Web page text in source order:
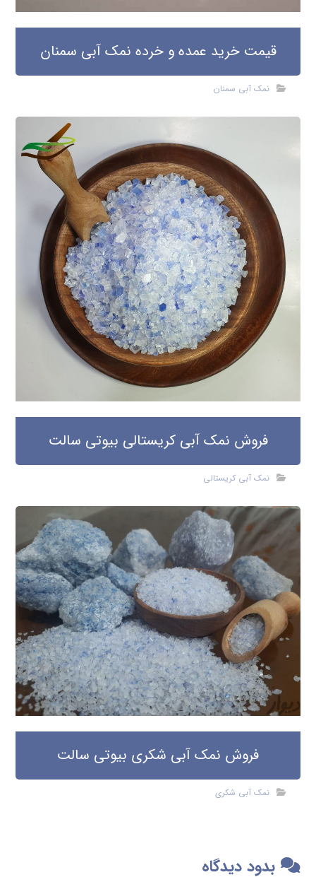
قیمت خرید عمده و خرده نمک آبی سمنان
نمک آبی سمنان
فروش نمک آبی کریستالی بیوتی سالت
نمک آبی کریستالی
فروش نمک آبی شکری بیوتی سالت
نمک آبی شکری
بدود دیدگاه